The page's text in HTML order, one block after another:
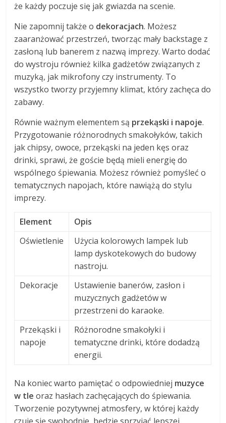
że każdy poczuje się jak gwiazda na scenie.
Nie zapomnij także o dekoracjach. Możesz
zaaranżować przestrzeń, tworząc mały backstage z
zasłoną lub banerem z nazwą imprezy. Warto dodać
do wystroju również kilka gadżetów związanych z
muzyką, jak mikrofony czy instrumenty. To
wszystko tworzy przyjemny klimat, który zachęca do
zabawy.
Równie ważnym elementem są przekąski i napoje.
Przygotowanie różnorodnych smakołyków, takich
jak chipsy, owoce, przekąski na jeden kęs oraz
drinki, sprawi, że goście będą mieli energię do
wspólnego śpiewania. Możesz również pomyśleć o
tematycznych napojach, które nawiążą do stylu
imprezy.
Element
Opis
Oświetlenie
Użycia kolorowych lampek lub
lamp dyskotekowych do budowy
nastroju.
Dekoracje
Ustawienie banerów, zasłon i
muzycznych gadżetów w
przestrzeni do karaoke.
Przekąski i
napoje
Różnorodne smakołyki i
tematyczne drinki, które dodadzą
energii.
Na koniec warto pamiętać o odpowiedniej muzyce
w tle oraz hasłach zachęcających do śpiewania.
Tworzenie pozytywnej atmosfery, w której każdy